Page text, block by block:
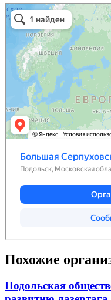
Похожие
Подольская